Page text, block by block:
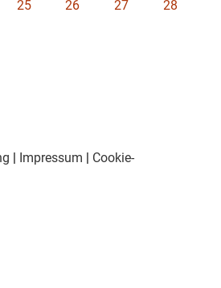
25 26 27
28
Impressum
Cookie-